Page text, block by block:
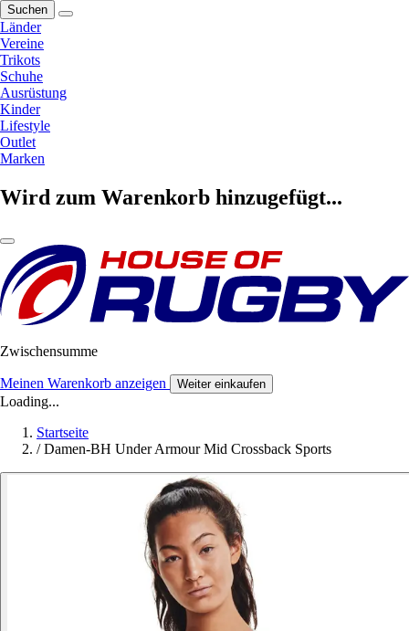
Suchen
Länder
Vereine
Trikots
Schuhe
Ausrüstung
Kinder
Lifestyle
Outlet
Marken
Wird zum Warenkorb hinzugefügt...
Zwischensumme
Meinen Warenkorb anzeigen Weiter einkaufen
Loading...
Startseite
/ Damen-BH Under Armour Mid Crossback Sports